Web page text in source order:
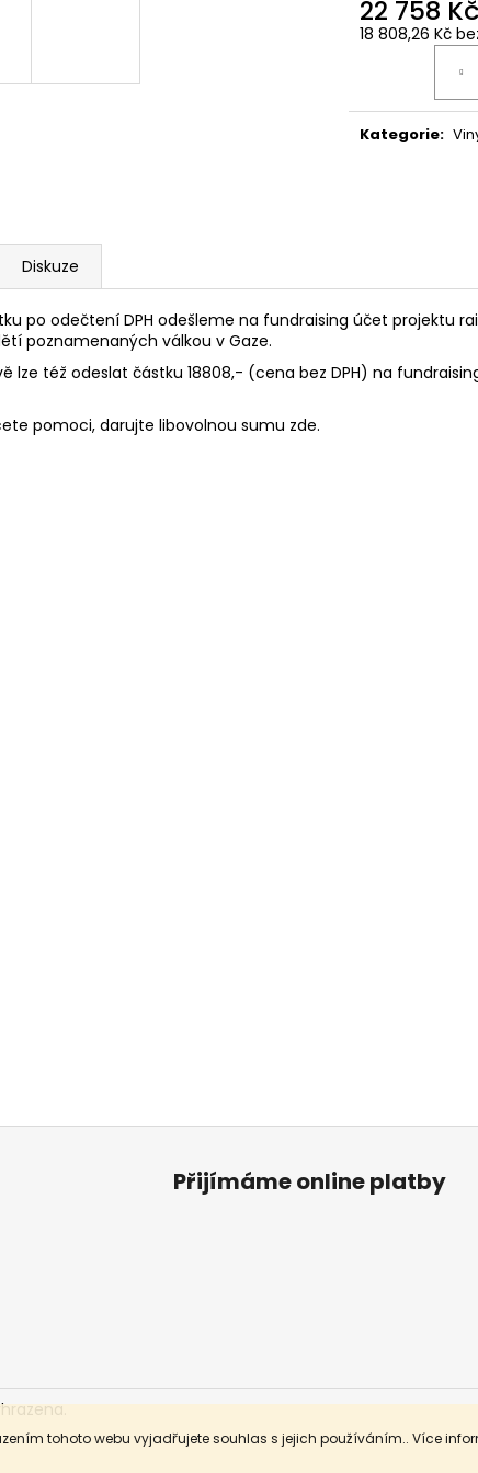
tohoto webu vyjadřujete souhlas s jejich používáním.. Více
22 758 Kč
18 808,26 Kč
Kategorie:
A
Diskuze
po odečtení DPH odešleme na fundraising účet projektu
poznamenaných válkou v Gaze.
lze též odeslat částku 18808,- (cena bez DPH) na
pomoci, darujte libovolnou sumu zde.
Přijímáme online platby